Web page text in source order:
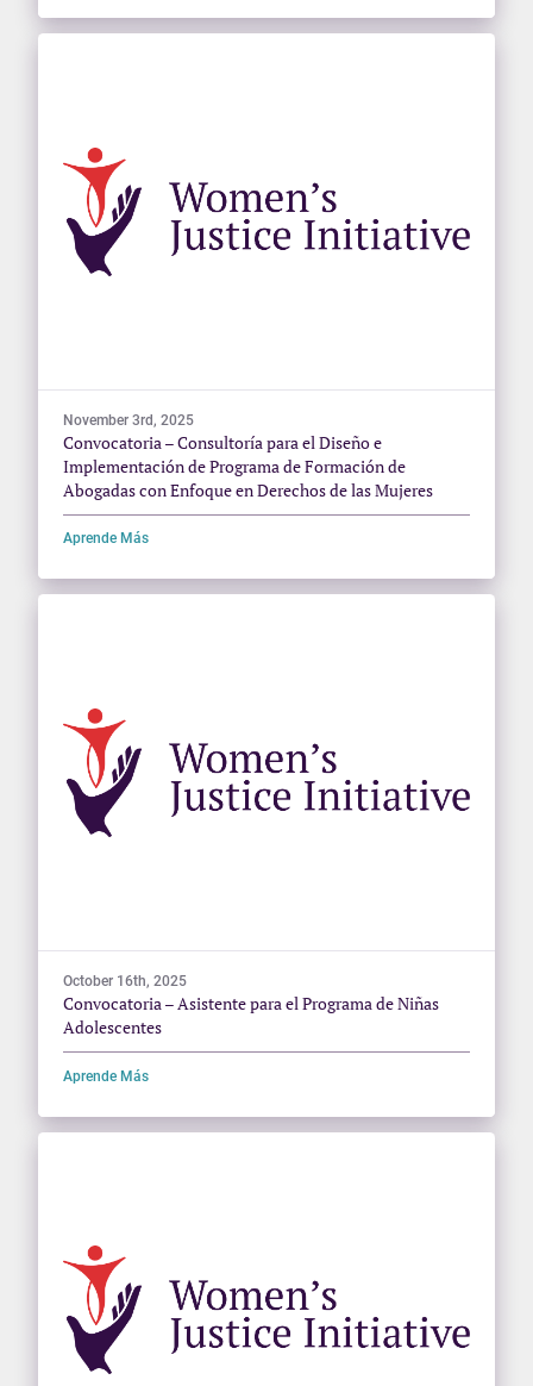
November 3rd, 2025
Convocatoria – Consultoría para el Diseño e
Implementación de Programa de Formación de
Abogadas con Enfoque en Derechos de las Mujeres
Aprende Más
October 16th, 2025
Convocatoria – Asistente para el Programa de Niñas
Adolescentes
Aprende Más